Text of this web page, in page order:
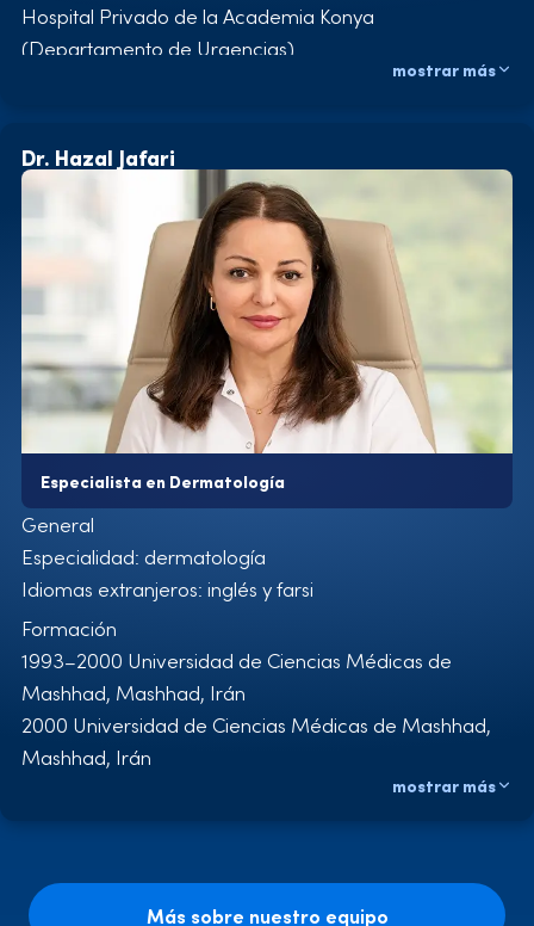
Hospital Privado de la Academia Konya
(Departamento de Urgencias)
Hospital Konyagoz (Departamento de Urgencias)
Certificados
Urgencias
Cuidados intensivos
Uso del Electrocardiograma
Áreas de especialización
Trasplante capilar
Medicina hiperbárica
PRP – Mesoterapia
Ozonoterapia
mostrar más
Dr. Hazal Jafari
Especialista en Dermatología
General
Especialidad: dermatología
Idiomas extranjeros: inglés y farsi
Formación
1993–2000 Universidad de Ciencias Médicas de
Mashhad, Mashhad, Irán
2000 Universidad de Ciencias Médicas de Mashhad,
Mashhad, Irán
2006 Examen de especialidad en dermatología,
Teherán, Irán
mostrar más
Más sobre nuestro equipo